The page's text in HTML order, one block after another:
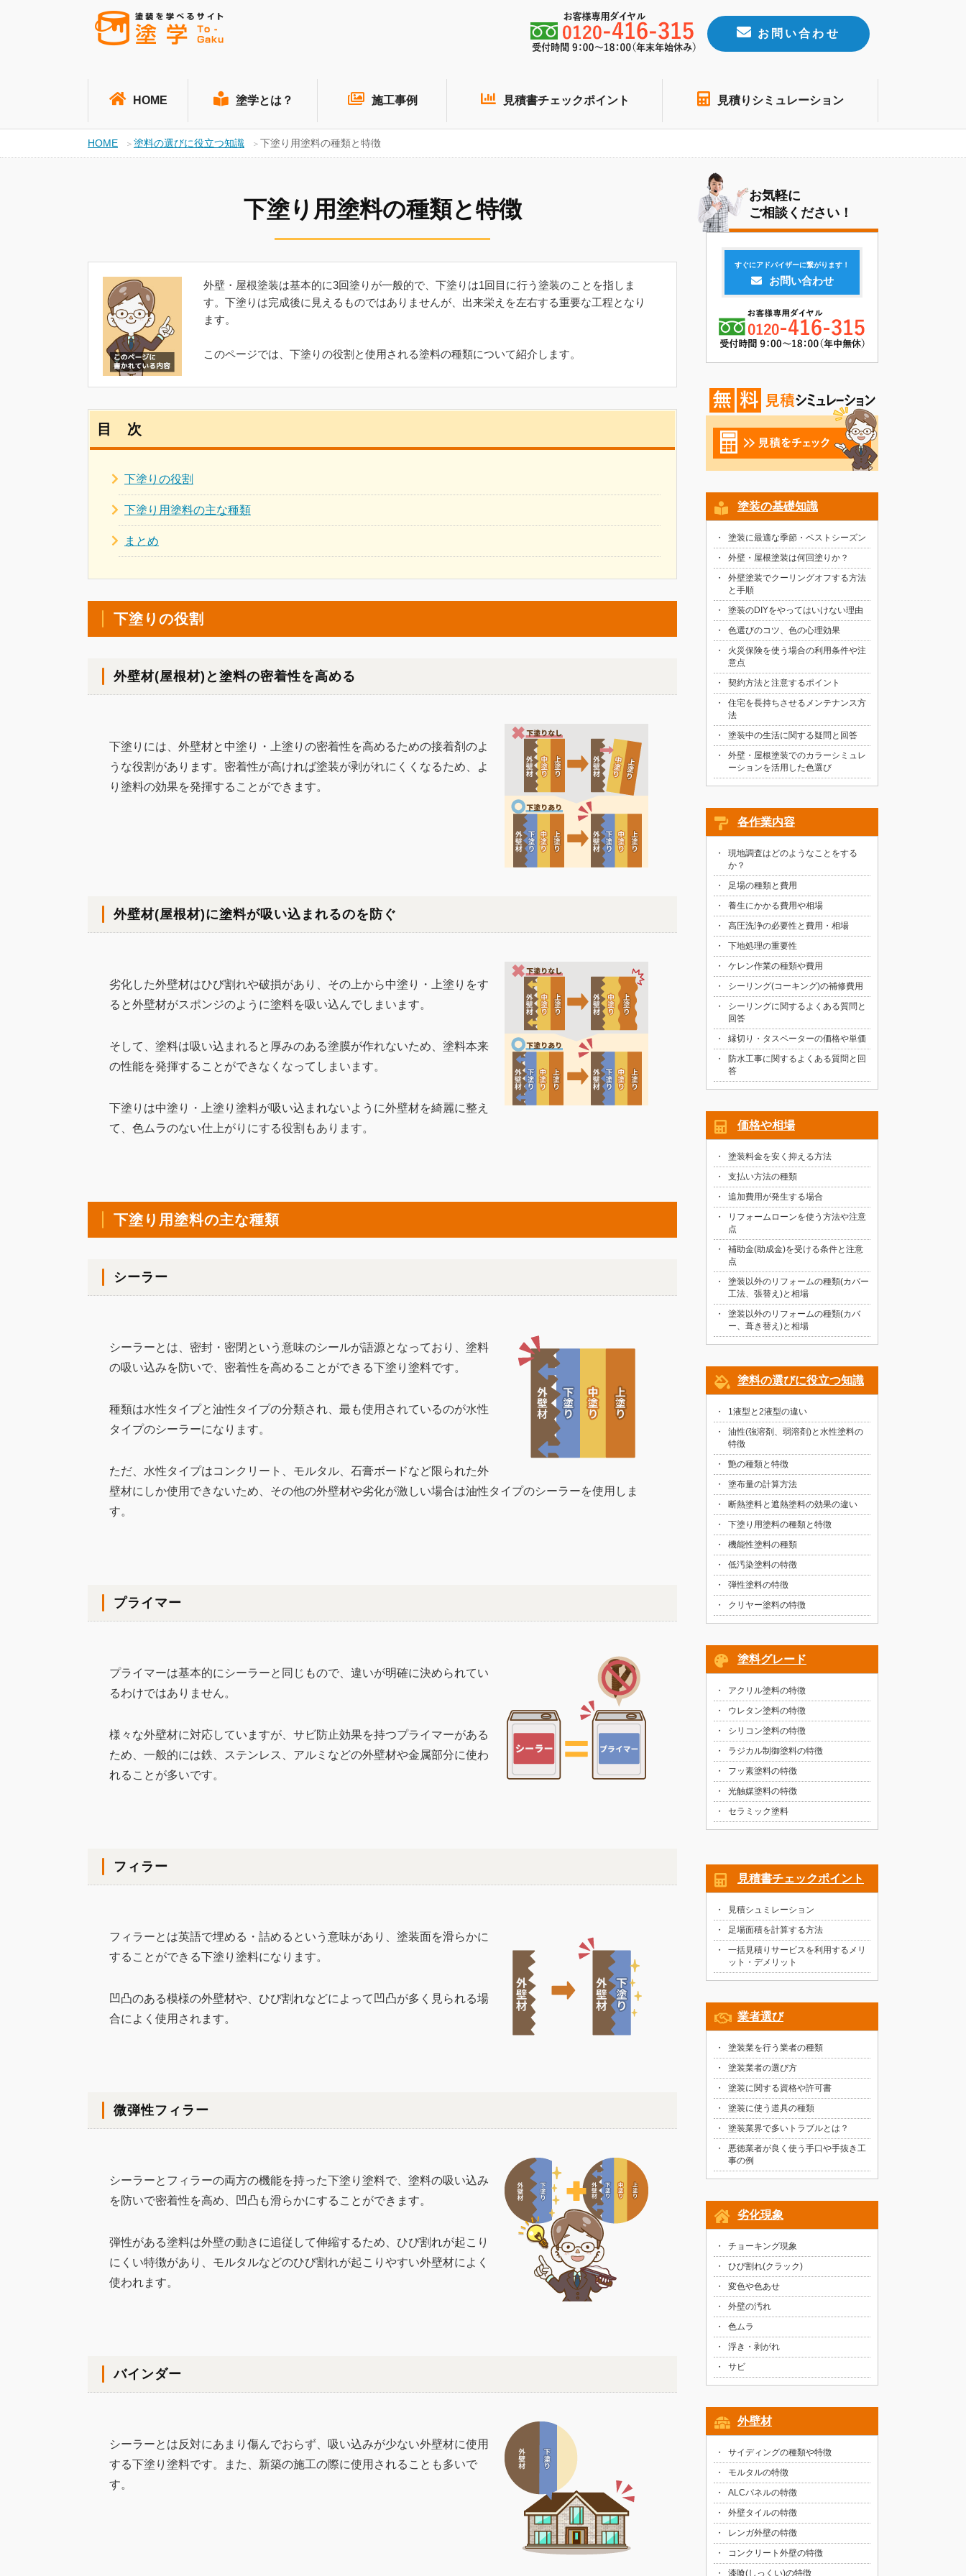
お問い合わせ
HOME 塗学とは？ 施工事例 見積書チェックポイント 見積りシミュレーション
HOME 塗料の選びに役立つ知識 下塗り用塗料の種類と特徴
下塗り用塗料の種類と特徴
外壁・屋根塗装は基本的に3回塗りが一般的で、下塗りは1回目に行う塗装のことを指しま
す。下塗りは完成後に見えるものではありませんが、出来栄えを左右する重要な工程となり
ます。
このページでは、下塗りの役割と使用される塗料の種類について紹介します。
目 次
下塗りの役割
下塗り用塗料の主な種類
まとめ
下塗りの役割
外壁材(屋根材)と塗料の密着性を高める
下塗りには、外壁材と中塗り・上塗りの密着性を高めるための接着剤のよ
うな役割があります。密着性が高ければ塗装が剥がれにくくなるため、よ
り塗料の効果を発揮することができます。
外壁材(屋根材)に塗料が吸い込まれるのを防ぐ
劣化した外壁材はひび割れや破損があり、その上から中塗り・上塗りをす
ると外壁材がスポンジのように塗料を吸い込んでしまいます。
そして、塗料は吸い込まれると厚みのある塗膜が作れないため、塗料本来
の性能を発揮することができなくなってしまいます。
下塗りは中塗り・上塗り塗料が吸い込まれないように外壁材を綺麗に整え
て、色ムラのない仕上がりにする役割もあります。
下塗り用塗料の主な種類
シーラー
シーラーとは、密封・密閉という意味のシールが語源となっており、塗料
の吸い込みを防いで、密着性を高めることができる下塗り塗料です。
種類は水性タイプと油性タイプの分類され、最も使用されているのが水性
タイプのシーラーになります。
ただ、水性タイプはコンクリート、モルタル、石膏ボードなど限られた外
壁材にしか使用できないため、その他の外壁材や劣化が激しい場合は油性タイプのシーラーを使用しま
す。
プライマー
プライマーは基本的にシーラーと同じもので、違いが明確に決められてい
るわけではありません。
様々な外壁材に対応していますが、サビ防止効果を持つプライマーがある
ため、一般的には鉄、ステンレス、アルミなどの外壁材や金属部分に使わ
れることが多いです。
フィラー
フィラーとは英語で埋める・詰めるという意味があり、塗装面を滑らかに
することができる下塗り塗料になります。
凹凸のある模様の外壁材や、ひび割れなどによって凹凸が多く見られる場
合によく使用されます。
微弾性フィラー
シーラーとフィラーの両方の機能を持った下塗り塗料で、塗料の吸い込み
を防いで密着性を高め、凹凸も滑らかにすることができます。
弾性がある塗料は外壁の動きに追従して伸縮するため、ひび割れが起こり
にくい特徴があり、モルタルなどのひび割れが起こりやすい外壁材によく
使われます。
バインダー
シーラーとは反対にあまり傷んでおらず、吸い込みが少ない外壁材に使用
する下塗り塗料です。また、新築の施工の際に使用されることも多いで
す。
お気軽に
ご相談ください！
すぐにアドバイザーに繋がります！
お問い合わせ
塗装の基礎知識
塗装に最適な季節・ベストシーズン
外壁・屋根塗装は何回塗りか？
外壁塗装でクーリングオフする方法
と手順
塗装のDIYをやってはいけない理由
色選びのコツ、色の心理効果
火災保険を使う場合の利用条件や注
意点
契約方法と注意するポイント
住宅を長持ちさせるメンテナンス方
法
塗装中の生活に関する疑問と回答
外壁・屋根塗装でのカラーシミュレ
ーションを活用した色選び
各作業内容
現地調査はどのようなことをする
か？
足場の種類と費用
養生にかかる費用や相場
高圧洗浄の必要性と費用・相場
下地処理の重要性
ケレン作業の種類や費用
シーリング(コーキング)の補修費用
シーリングに関するよくある質問と
回答
縁切り・タスペーターの価格や単価
防水工事に関するよくある質問と回
答
価格や相場
塗装料金を安く抑える方法
支払い方法の種類
追加費用が発生する場合
リフォームローンを使う方法や注意
点
補助金(助成金)を受ける条件と注意
点
塗装以外のリフォームの種類(カバー
工法、張替え)と相場
塗装以外のリフォームの種類(カバ
ー、葺き替え)と相場
塗料の選びに役立つ知識
1液型と2液型の違い
油性(強溶剤、弱溶剤)と水性塗料の
特徴
艶の種類と特徴
塗布量の計算方法
断熱塗料と遮熱塗料の効果の違い
下塗り用塗料の種類と特徴
機能性塗料の種類
低汚染塗料の特徴
弾性塗料の特徴
クリヤー塗料の特徴
塗料グレード
アクリル塗料の特徴
ウレタン塗料の特徴
シリコン塗料の特徴
ラジカル制御塗料の特徴
フッ素塗料の特徴
光触媒塗料の特徴
セラミック塗料
見積書チェックポイント
見積シュミレーション
足場面積を計算する方法
一括見積りサービスを利用するメリ
ット・デメリット
業者選び
塗装業を行う業者の種類
塗装業者の選び方
塗装に関する資格や許可書
塗装に使う道具の種類
塗装業界で多いトラブルとは？
悪徳業者が良く使う手口や手抜き工
事の例
劣化現象
チョーキング現象
ひび割れ(クラック)
変色や色あせ
外壁の汚れ
色ムラ
浮き・剥がれ
サビ
外壁材
サイディングの種類や特徴
モルタルの特徴
ALCパネルの特徴
外壁タイルの特徴
レンガ外壁の特徴
コンクリート外壁の特徴
漆喰(しっくい)の特徴